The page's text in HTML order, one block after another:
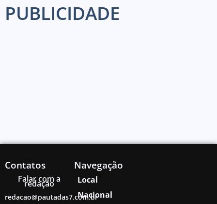
PUBLICIDADE
Contatos
Falar com a
redação
redacao@pautadas7.com.br
Navegação
Local
Nacional